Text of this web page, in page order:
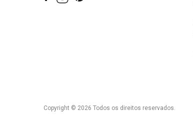
Copyright © 2026 Todos os direitos reservados.